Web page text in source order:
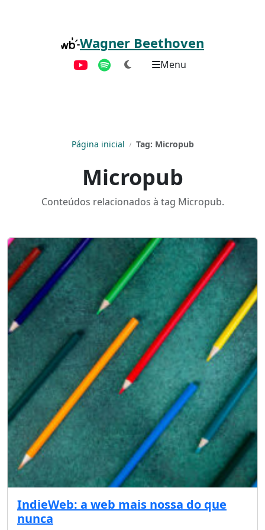
Wagner Beethoven
YouTubeSpotify Menu
Página inicial Tag: Micropub
Micropub
Conteúdos relacionados à tag Micropub.
IndieWeb: a web mais nossa do que
nunca